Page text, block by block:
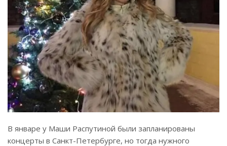
В январе у Маши Распутиной были запланированы
концерты в Санкт-Петербурге, но тогда нужного